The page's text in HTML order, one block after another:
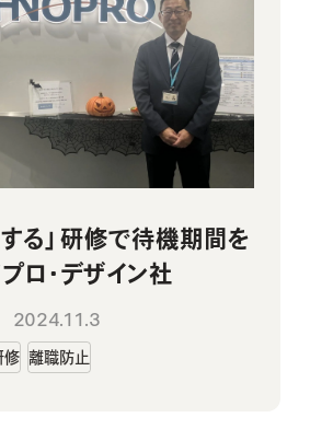
る」研修で待機期間を
ロ・デザイン社
2024.11.3
修 離職防止